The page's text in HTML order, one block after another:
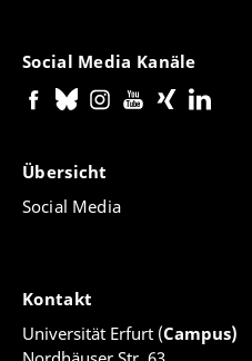
Social Media Kanäle
Übersicht
Social Media
Kontakt
Universität Erfurt (Campus)